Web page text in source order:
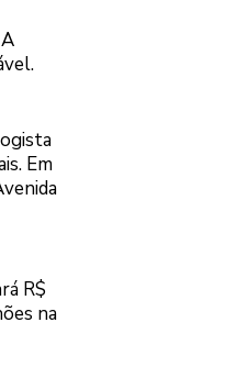
Em
R$
na